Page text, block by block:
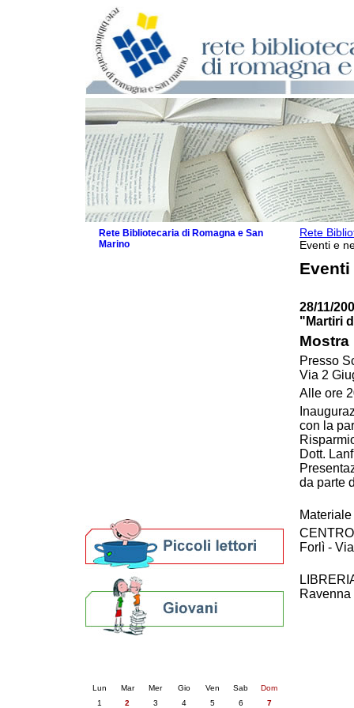
Rete
Eventi e
Eventi
28/11/
"Martiri
Mostra
Presso
Via 2
Alle ore
con la
Dott.
da parte
Forlì -
Rete Bibliotecaria di Romagna e San
Marino
Lun Mar Mer Gio Ven Sab
Dom
1
2 3 4 5 6
7